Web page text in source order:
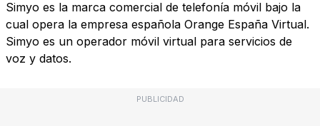
Simyo es la marca comercial de telefonía móvil bajo la
cual opera la empresa española Orange España Virtual.
Simyo es un operador móvil virtual para servicios de
voz y datos.
PUBLICIDAD